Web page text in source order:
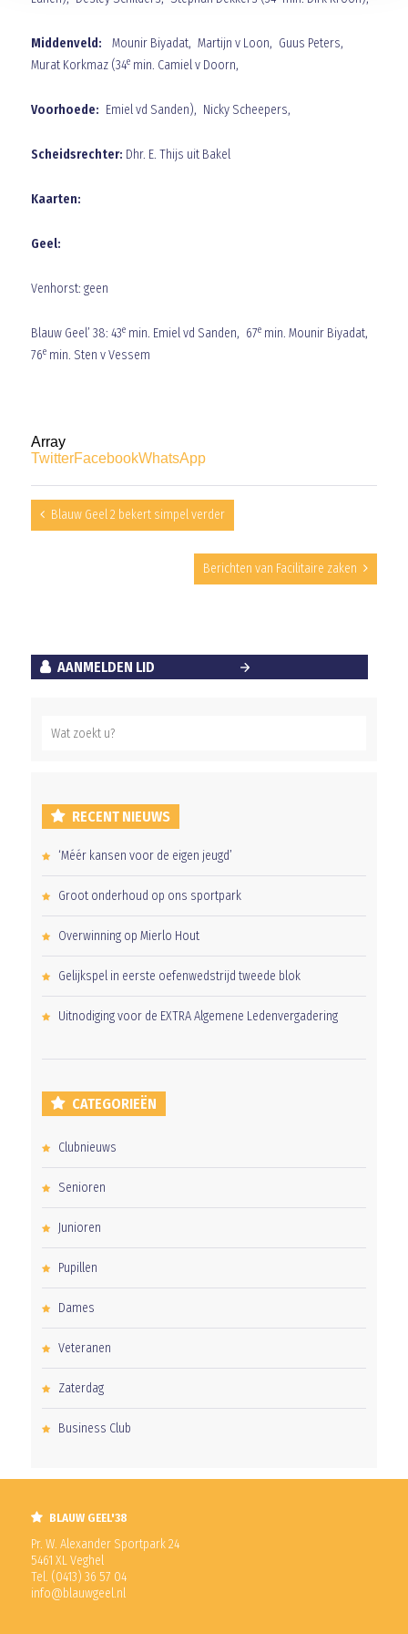
Middenveld:
Mounir Biyadat, Martijn v Loon, Guus Peters,
Murat Korkmaz (34emin. Camiel v Doorn,
Voorhoede: Emiel vd Sanden), Nicky Scheepers,
Scheidsrechter: Dhr. E. Thijs uit Bakel
Kaarten:
Geel:
Venhorst: geen
Blauw Geel’ 38: 43emin. Emiel vd Sanden, 67emin. Mounir Biyadat,
76emin. Sten v Vessem
Array
TwitterFacebookWhatsApp
Blauw Geel 2 bekert simpel verder
Berichten van Facilitaire zaken
AANMELDEN LID
RECENT NIEUWS
‘Méér kansen voor de eigen jeugd’
Groot onderhoud op ons sportpark
Overwinning op Mierlo Hout
Gelijkspel in eerste oefenwedstrijd tweede blok
Uitnodiging voor de EXTRA Algemene Ledenvergadering
CATEGORIEËN
Clubnieuws
Senioren
Junioren
Pupillen
Dames
Veteranen
Zaterdag
Business Club
BLAUW GEEL'38
Pr. W. Alexander Sportpark 24
5461 XL Veghel
Tel. (0413) 36 57 04
info@blauwgeel.nl